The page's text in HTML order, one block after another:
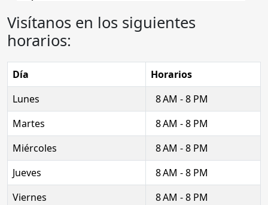
Visítanos en los siguientes
horarios:
Día
Horarios
Lunes
8 AM - 8 PM
Martes
8 AM - 8 PM
Miércoles
8 AM - 8 PM
Jueves
8 AM - 8 PM
Viernes
8 AM - 8 PM